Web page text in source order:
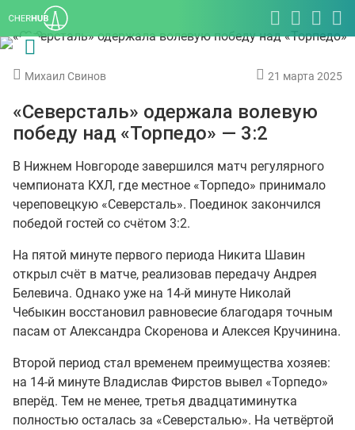
Михаил Свинов 21 марта 2025
«Северсталь» одержала волевую
победу над «Торпедо» — 3:2
В Нижнем Новгороде завершился матч регулярного
чемпионата КХЛ, где местное «Торпедо» принимало
череповецкую «Северсталь». Поединок закончился
победой гостей со счётом 3:2.
На пятой минуте первого периода Никита Шавин
открыл счёт в матче, реализовав передачу Андрея
Белевича. Однако уже на 14-й минуте Николай
Чебыкин восстановил равновесие благодаря точным
пасам от Александра Скоренова и Алексея Кручинина.
Второй период стал временем преимущества хозяев:
на 14-й минуте Владислав Фирстов вывел «Торпедо»
вперёд. Тем не менее, третья двадцатиминутка
полностью осталась за «Северсталью». На четвёртой